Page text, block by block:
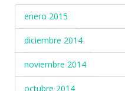
enero 2015
diciembre 2014
noviembre 2014
octubre 2014